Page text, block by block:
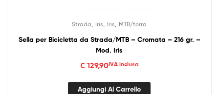
Strada, Iris, Iris, MTB/terra
Sella per Bicicletta da Strada/MTB – Cromata – 216 gr. –
Mod. Iris
€129,90IVA inclusa
Aggiungi Al Carrello